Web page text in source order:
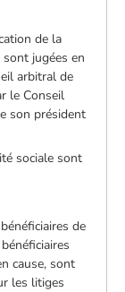
de la
jugées en
arbitral de
le Conseil
son président
sociale sont
de
cause, sont
les litiges